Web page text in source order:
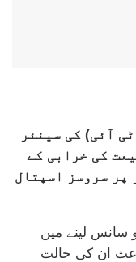
آئی) کی سینئر
کی خرابی کے
پر سروسز اسپتال
سانس لینے میں
ان کی حالت